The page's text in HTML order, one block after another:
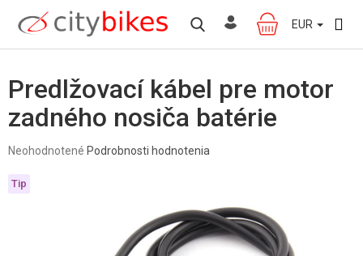
obsah
NÁKUPNÝ
KOŠÍK
EUR
Predlžovací kábel pre motor
zadného nosiča batérie
Priemerné
produktu
je
Neohodnotené Podrobnosti hodnotenia
Tip